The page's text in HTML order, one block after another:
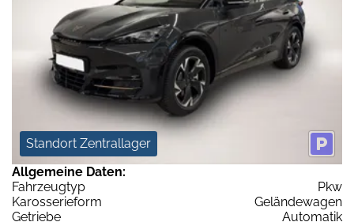
Standort Zentrallager
Allgemeine Daten:
Fahrzeugtyp
Pkw
Karosserieform
Geländewagen
Getriebe
Automatik